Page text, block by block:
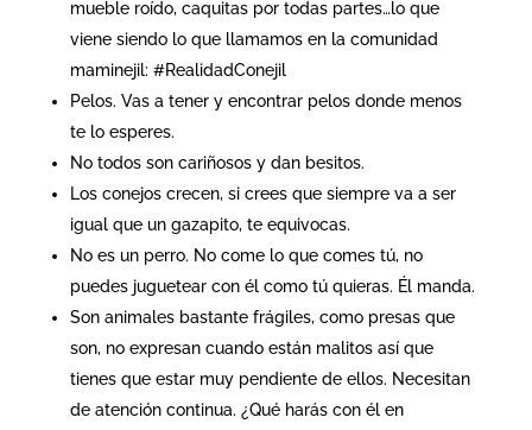
mueble roído, caquitas por todas partes…lo que
viene siendo lo que llamamos en la comunidad
maminejil: #RealidadConejil
Pelos. Vas a tener y encontrar pelos donde menos
te lo esperes.
No todos son cariñosos y dan besitos.
Los conejos crecen, si crees que siempre va a ser
igual que un gazapito, te equivocas.
No es un perro. No come lo que comes tú, no
puedes juguetear con él como tú quieras. Él manda.
Son animales bastante frágiles, como presas que
son, no expresan cuando están malitos así que
tienes que estar muy pendiente de ellos. Necesitan
de atención continua. ¿Qué harás con él en